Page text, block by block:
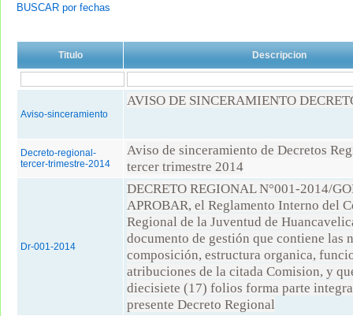
BUSCAR por fechas
Titulo Descripcion
Aviso-sinceramiento
AVISO DE SINCERAMIENTO
Decreto-regional-
tercer-trimestre-2014
Aviso de sinceramiento de Decretos
tercer trimestre 2014
Dr-001-2014
DECRETO REGIONAL N°001-2014/
APROBAR, el Reglamento Interno del
Regional de la Juventud de
documento de gestión que contiene las
composición, estructura organica,
atribuciones de la citada Comision, y
diecisiete (17) folios forma parte
presente Decreto Regional